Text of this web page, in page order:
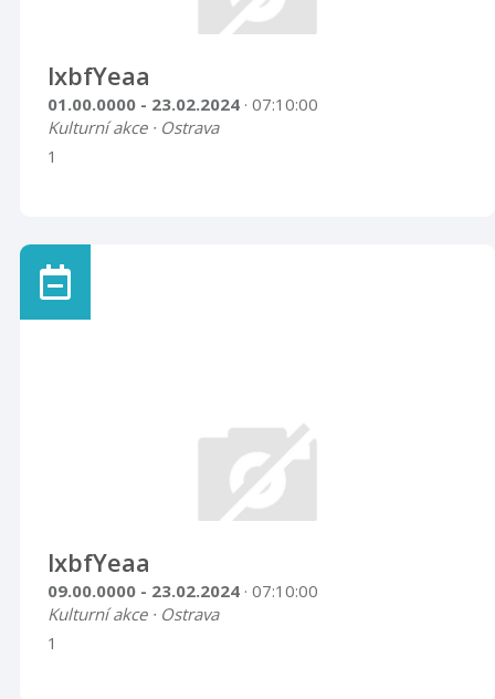
lxbfYeaa
01.00.0000 - 23.02.2024 · 07:10:00
Kulturní akce · Ostrava
1
lxbfYeaa
09.00.0000 - 23.02.2024 · 07:10:00
Kulturní akce · Ostrava
1